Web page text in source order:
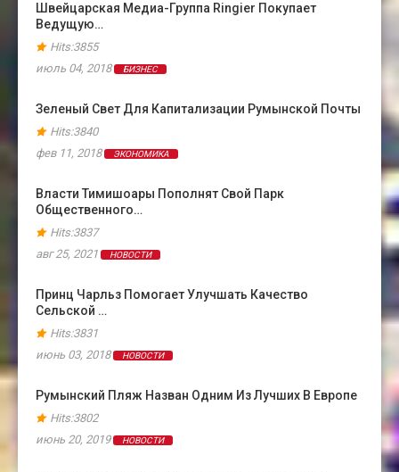
Швейцарская Медиа-Группа Ringier Покупает
Ведущую…
Hits:3855
июль 04, 2018
БИЗНЕС
Зеленый Свет Для Капитализации Румынской Почты
Hits:3840
фев 11, 2018
ЭКОНОМИКА
Власти Тимишоары Пополнят Свой Парк
Общественного…
Hits:3837
авг 25, 2021
НОВОСТИ
Принц Чарльз Помогает Улучшать Качество
Сельской …
Hits:3831
июнь 03, 2018
НОВОСТИ
Румынский Пляж Назван Одним Из Лучших В Европе
Hits:3802
июнь 20, 2019
НОВОСТИ